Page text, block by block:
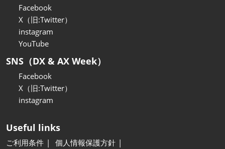
Facebook
X（旧:Twitter）
instagram
YouTube
SNS（DX & AX Week）
Facebook
X（旧:Twitter）
instagram
Useful links
ご利用条件
個人情報保護方針